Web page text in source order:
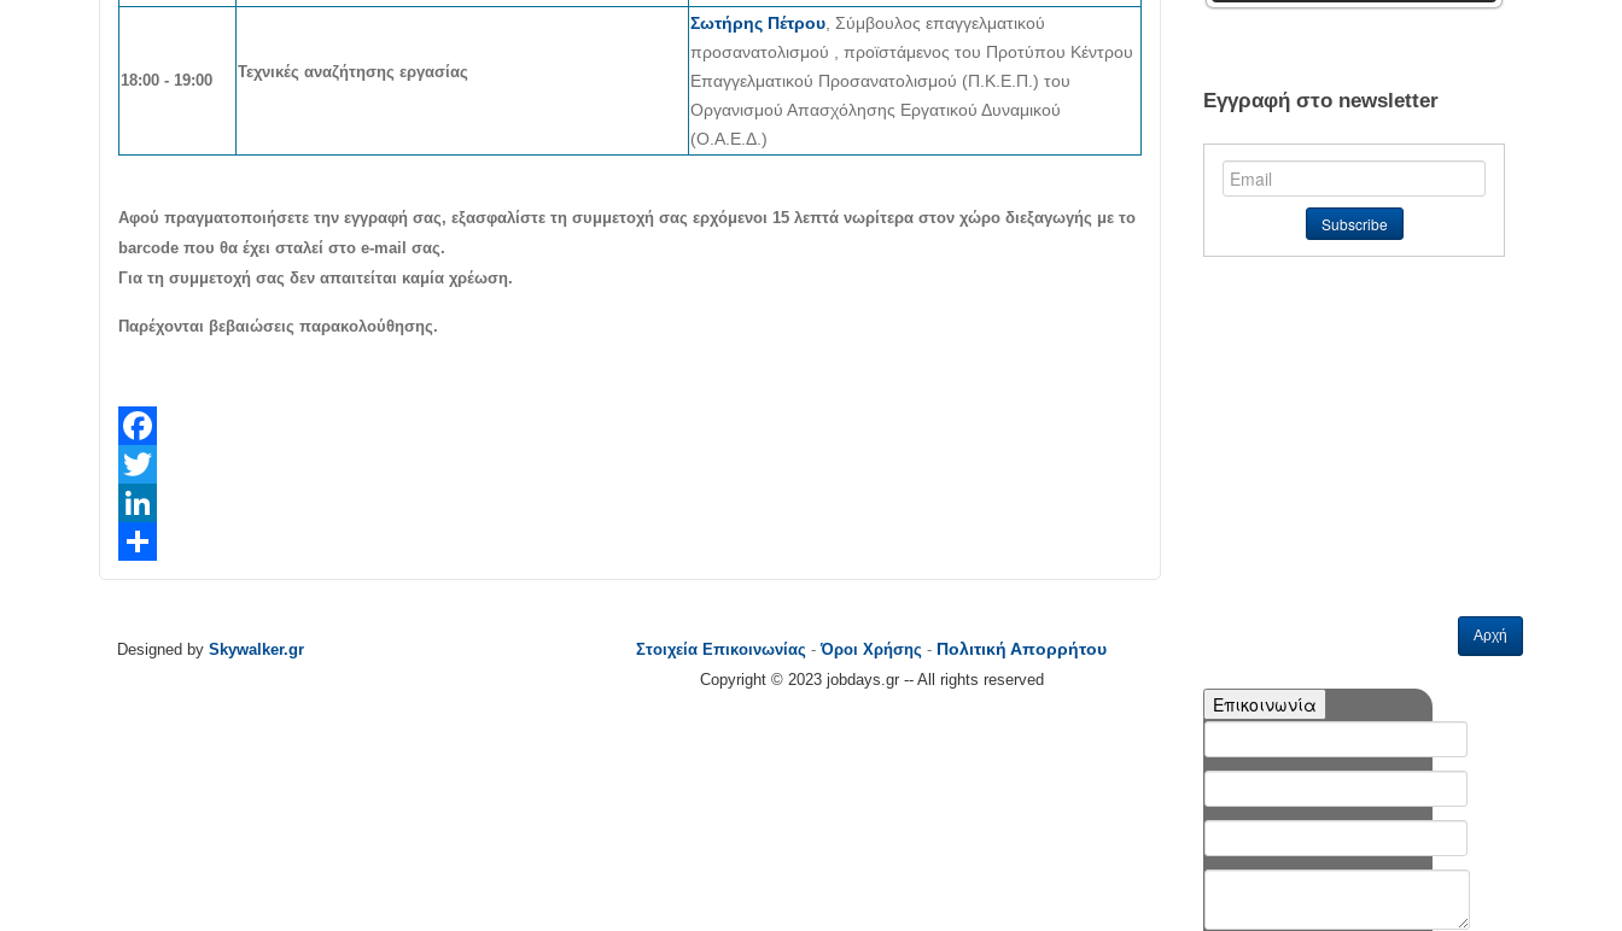
18:00 - 19:00 Τεχνικές αναζήτησης εργασίας
Σωτήρης Πέτρου , Σύμβουλος επαγγελματικού
προσανατολισμού , προϊστάμενος του Προτύπου Κέντρου
Επαγγελματικού Προσανατολισμού (Π.Κ.Ε.Π.) του
Οργανισμού Απασχόλησης Εργατικού Δυναμικού
(Ο.Α.Ε.Δ.)
Αφού πραγματοποιήσετε την εγγραφή σας, εξασφαλίστε τη συμμετοχή σας ερχόμενοι 15 λεπτά νωρίτερα στον χώρο διεξαγωγής με το
barcode που θα έχει σταλεί στο e-mail σας.
Για τη συμμετοχή σας δεν απαιτείται καμία χρέωση.
Παρέχονται βεβαιώσεις παρακολούθησης.
Facebook
Twitter
LinkedIn
Share
Εγγραφή στο newsletter
Designed by Skywalker.gr Στοιχεία Επικοινωνίας -Όροι Χρήσης - Πολιτική Απορρήτου
Copyright © 2023 jobdays.gr -- All rights reserved
Αρχή